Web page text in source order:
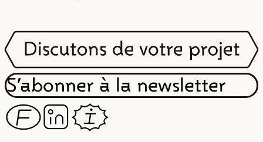
S’abonner à la newsletter
FZI